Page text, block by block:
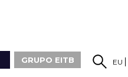
GRUPO EITB EU